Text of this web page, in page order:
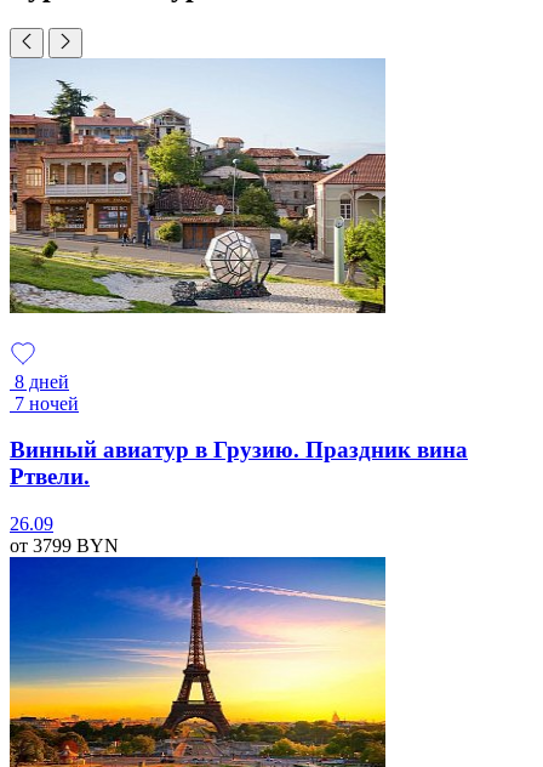
8 дней
7 ночей
Винный авиатур в Грузию. Праздник вина
Ртвели.
26.09
от 3799 BYN